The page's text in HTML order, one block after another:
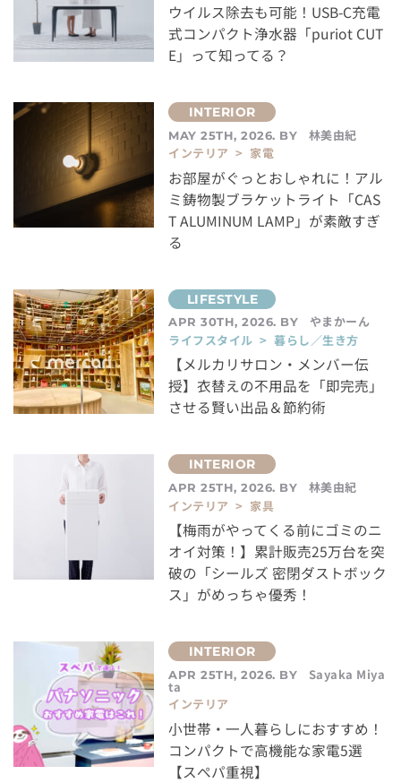
ウイルス除去も可能！USB-C充電
式コンパクト浄水器「puriot CUT
E」って知ってる？
MAY 25TH, 2026. BY
林美由紀
インテリア > 家電
お部屋がぐっとおしゃれに！アル
ミ鋳物製ブラケットライト「CAS
T ALUMINUM LAMP」が素敵すぎ
る
APR 30TH, 2026. BY
やまかーん
ライフスタイル > 暮らし／生き方
【メルカリサロン・メンバー伝
授】衣替えの不用品を「即完売」
させる賢い出品＆節約術
APR 25TH, 2026. BY
林美由紀
インテリア > 家具
【梅雨がやってくる前にゴミのニ
オイ対策！】累計販売25万台を突
破の「シールズ 密閉ダストボック
ス」がめっちゃ優秀！
APR 25TH, 2026. BY Sayaka Miya
ta
インテリア
小世帯・一人暮らしにおすすめ！
コンパクトで高機能な家電5選
【スぺパ重視】